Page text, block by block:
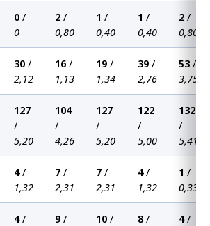
0 /
0
2 /
0,80
1 /
0,40
1 /
0,40
2 /
0,80
30 /
2,12
16 /
1,13
19 /
1,34
39 /
2,76
53 /
3,75
127
/
5,20
104
/
4,26
127
/
5,20
122
/
5,00
132
/
5,41
4/
1,32
7 /
2,31
7 /
2,31
4/
1,32
1 /
0,33
4/
9 /
10 /
8 /
4/